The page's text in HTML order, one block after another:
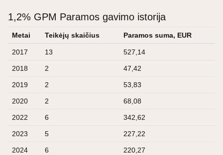
1,2% GPM Paramos gavimo istorija
Metai Teikėjų skaičius Paramos suma, EUR
2017 13 527,14
2018 2 47,42
2019 2 53,83
2020 2 68,08
2022 6 342,62
2023 5 227,22
2024 6 220,27